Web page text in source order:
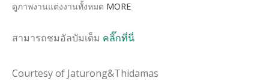
ดูภาพงานแต่งงานทั้งหมด MORE
สามารถชมอัลบัมเต็ม คลิ๊กที่นี่
Courtesy of Jaturong&Thidamas